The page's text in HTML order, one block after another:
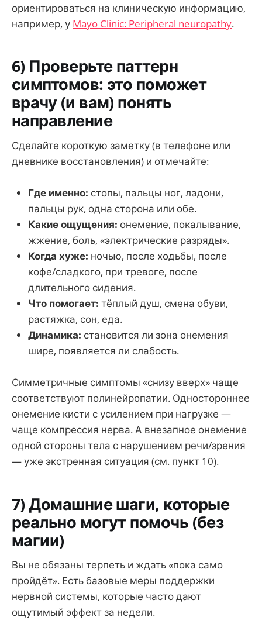
ориентироваться на клиническую информацию,
например, у Mayo Clinic: Peripheral neuropathy.
6) Проверьте паттерн
симптомов: это поможет
врачу (и вам) понять
направление
Сделайте короткую заметку (в телефоне или
дневнике восстановления) и отмечайте:
Где именно: стопы, пальцы ног, ладони,
пальцы рук, одна сторона или обе.
Какие ощущения: онемение, покалывание,
жжение, боль, «электрические разряды».
Когда хуже: ночью, после ходьбы, после
кофе/сладкого, при тревоге, после
длительного сидения.
Что помогает: тёплый душ, смена обуви,
растяжка, сон, еда.
Динамика: становится ли зона онемения
шире, появляется ли слабость.
Симметричные симптомы «снизу вверх» чаще
соответствуют полинейропатии. Одностороннее
онемение кисти с усилением при нагрузке —
чаще компрессия нерва. А внезапное онемение
одной стороны тела с нарушением речи/зрения
— уже экстренная ситуация (см. пункт 10).
7) Домашние шаги, которые
реально могут помочь (без
магии)
Вы не обязаны терпеть и ждать «пока само
пройдёт». Есть базовые меры поддержки
нервной системы, которые часто дают
ощутимый эффект за недели.